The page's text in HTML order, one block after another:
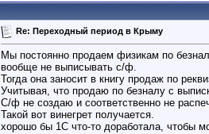
Re: Переходный период в Крыму
Мы постоянно продаем физикам по
вообще не выписывать с/ф.
Тогда она заносит в книгу продаж по
Учитывая, что продаю по безналу с
С/ф не создаю и соответственно не
Такой вот винегрет получается.
хорошо бы 1С что-то доработала, чтобы